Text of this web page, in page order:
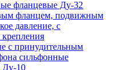
фланцевые Ду-32
фланцем, подвижным
давление, с
с принудительным
сильфонные
Ду-10